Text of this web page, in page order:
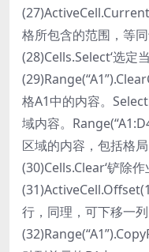
格所包含的范围，等
(28)Cells.Select‘选定
格A1中的内容。
域内容。
区域的内容，包括格局
(30)Cells.Clear‘铲除
行，同理，可下移一列